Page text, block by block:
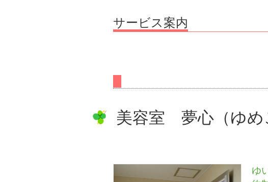
サービス案内
美容室 夢心（ゆめ
ゆ